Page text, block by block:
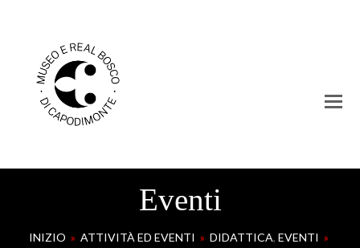
Eventi
INIZIO » ATTIVITÀ ED EVENTI » DIDATTICA, EVENTI »